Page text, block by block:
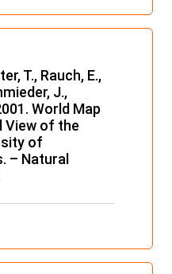
T., Rauch, E.,
J.,
World Map
View of the
of
– Natural